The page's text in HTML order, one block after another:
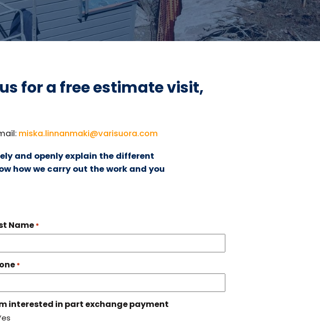
for a free estimate visit,
miska.linnanmaki@varisuora.com
and openly explain the different
how we carry out the work and you
Name *
*
interested in part exchange payment